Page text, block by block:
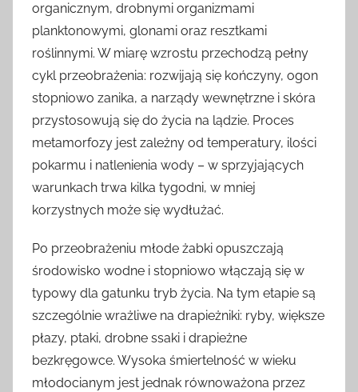
organicznym, drobnymi organizmami
planktonowymi, glonami oraz resztkami
roślinnymi. W miarę wzrostu przechodzą pełny
cykl przeobrażenia: rozwijają się kończyny, ogon
stopniowo zanika, a narządy wewnętrzne i skóra
przystosowują się do życia na lądzie. Proces
metamorfozy jest zależny od temperatury, ilości
pokarmu i natlenienia wody – w sprzyjających
warunkach trwa kilka tygodni, w mniej
korzystnych może się wydłużać.
Po przeobrażeniu młode żabki opuszczają
środowisko wodne i stopniowo włączają się w
typowy dla gatunku tryb życia. Na tym etapie są
szczególnie wrażliwe na drapieżniki: ryby, większe
płazy, ptaki, drobne ssaki i drapieżne
bezkręgowce. Wysoka śmiertelność w wieku
młodocianym jest jednak równoważona przez